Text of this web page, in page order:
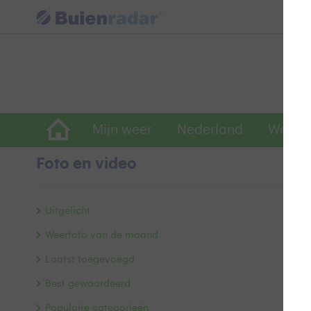
Mijn weer Nederland
Foto en video
Uitgelicht
Weerfoto van de maand
Laatst toegevoegd
Best gewaardeerd
Populaire categorieën